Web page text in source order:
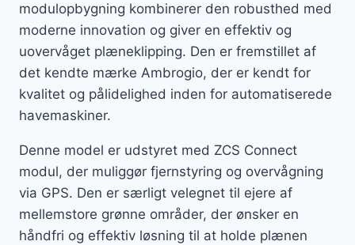
modulopbygning kombinerer den robusthed med
moderne innovation og giver en effektiv og
uovervåget plæneklipping. Den er fremstillet af
det kendte mærke Ambrogio, der er kendt for
kvalitet og pålidelighed inden for automatiserede
havemaskiner.
Denne model er udstyret med ZCS Connect
modul, der muliggør fjernstyring og overvågning
via GPS. Den er særligt velegnet til ejere af
mellemstore grønne områder, der ønsker en
håndfri og effektiv løsning til at holde plænen